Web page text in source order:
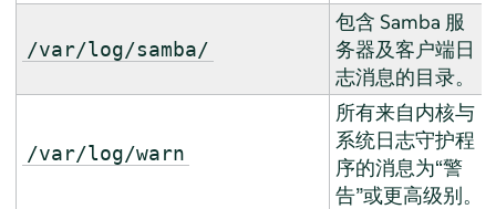
/var/log/samba/
包含 Samba 服
务器及客户端日
志消息的目录。
/var/log/warn
所有来自内核与
系统日志守护程
序的消息为“警
告”或更高级别。